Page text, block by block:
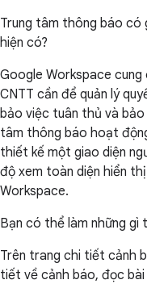
Trung tâm thông báo có
hiện có?
Google Workspace
CNTT cần để quản lý
bảo việc tuân thủ và
tâm thông báo hoạt
thiết kế một giao diện
độ xem toàn diện hiển
Workspace.
Bạn có thể làm những
Trên trang chi tiết cảnh
tiết về cảnh báo, đọc